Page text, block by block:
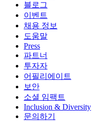
블로그
이벤트
채용 정보
도움말
Press
파트너
투자자
어필리에이트
보안
소셜 임팩트
Inclusion & Diversity
문의하기